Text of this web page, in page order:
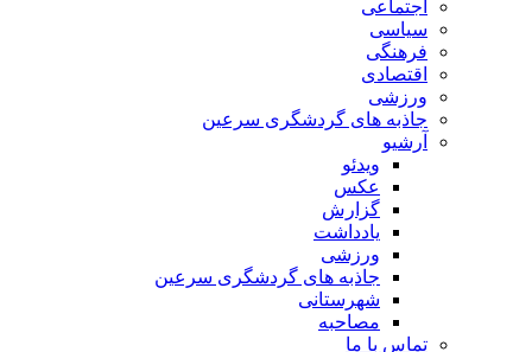
اجتماعی
سیاسی
فرهنگی
اقتصادی
ورزشی
جاذبه های گردشگری سرعین
آرشیو
ویدئو
عکس
گزارش
یادداشت
ورزشی
جاذبه های گردشگری سرعین
شهرستانی
مصاحبه
تماس با ما